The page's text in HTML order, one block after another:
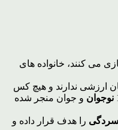
که بازی می کنند، خانواده های
ارزشی ندارند و هیچ کس
نوجوان و جوان منجر شده
را هدف قرار داده و